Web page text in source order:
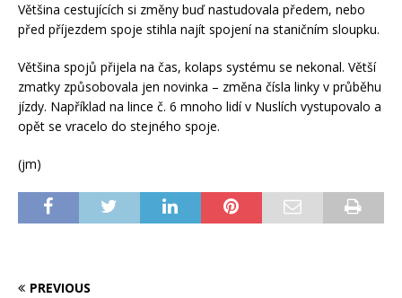
Většina cestujících si změny buď nastudovala předem, nebo
před příjezdem spoje stihla najít spojení na staničním sloupku.
Většina spojů přijela na čas, kolaps systému se nekonal. Větší
zmatky způsobovala jen novinka – změna čísla linky v průběhu
jízdy. Například na lince č. 6 mnoho lidí v Nuslích vystupovalo a
opět se vracelo do stejného spoje.
(jm)
PREVIOUS